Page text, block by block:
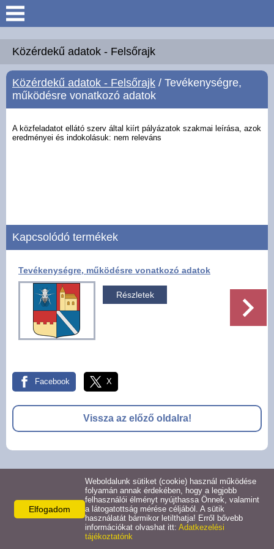
Keresés
Köszöntő
Hírek
Felsőrajk
Pályázatok
Választási információk -
Felsőrajk
Választási információk -
Alsórajk
Közérdekű adatok -
Alsórajk
Közérdekű adatok - Felsőrajk
Közérdekű adatok - Felsőrajk / Tevékenységre,
működésre vonatkozó adatok
A közfeladatot ellátó szerv által kiírt pályázatok szakmai leírása, azok
eredményei és indokolásuk: nem releváns
Kapcsolódó termékek
Tevékenységre, működésre vonatkozó adatok
Részletek
Facebook X
Vissza az előző oldalra!
Adatkezelési tájékoztató
Oldal információk Impresszum
Elfogadom
Weboldalunk sütiket (cookie) használ működése
folyamán annak érdekében, hogy a legjobb
felhasználói élményt nyújthassa Önnek, valamint
a látogatottság mérése céljából. A sütik
használatát bármikor letilthatja! Erről bővebb
információkat olvashat itt: Adatkezelési
tájékoztatónk